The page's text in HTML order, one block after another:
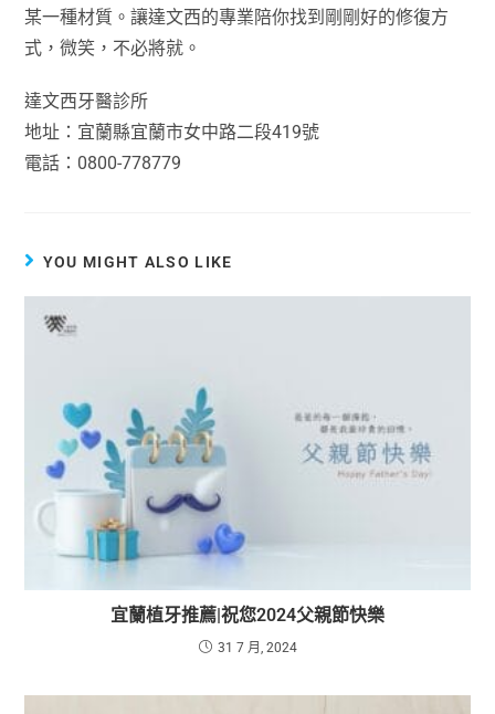
某一種材質。讓達文西的專業陪你找到剛剛好的修復方
式，微笑，不必將就。
達文西牙醫診所
地址：宜蘭縣宜蘭市女中路二段419號
電話：0800-778779
YOU MIGHT ALSO LIKE
宜蘭植牙推薦|祝您2024父親節快樂
31 7 月, 2024